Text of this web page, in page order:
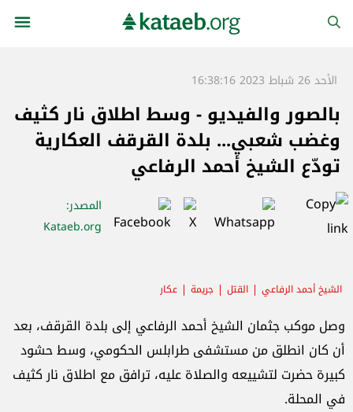
الأحد 26 شباط 2023 16:38:16
بالصور والفيديو - وسط اطلاق نار كثيف
وغضب شعبي... بلدة القرقف العكارية
تودّع الشيخ أحمد الرفاعي
المصدر:
Kataeb.org
الشيخ أحمد الرفاعي القتل جريمة عكار
وصل موكب جثمان الشيخ أحمد الرفاعي إلى بلدة القرقف، بعد
أن كان انطلق من مستشفى طرابلس الحكومي، وسط حشود
كبيرة حضرت لتشييعه والصلاة عليه، ترافق مع اطلاق نار كثيف
في المحلة.